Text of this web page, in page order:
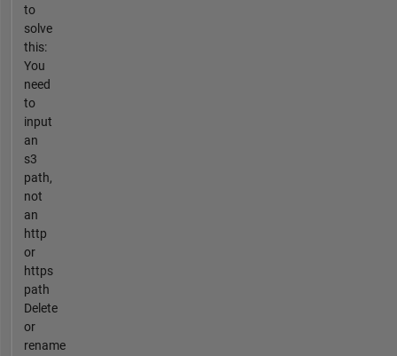
to
solve
this:
You
need
to
input
an
s3
path,
not
an
http
or
https
path
Delete
or
rename